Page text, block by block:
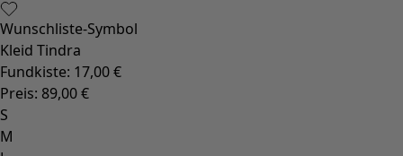
Wunschliste-Symbol
Kleid Tindra
Fundkiste: 17,00 €
Preis: 89,00 €
S
M